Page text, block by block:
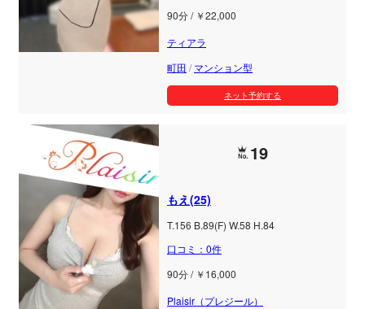
90分 / ￥22,000
ティアラ
町田 /マンション型
ネット予約する
19
もえ(25)
T.156 B.89(F) W.58 H.84
口コミ：0件
90分 / ￥16,000
Plaisir（プレジール）